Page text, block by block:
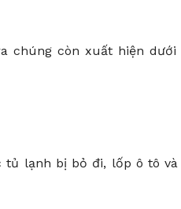
chúng còn xuất hiện dưới
tủ lạnh bị bỏ đi, lốp ô tô và